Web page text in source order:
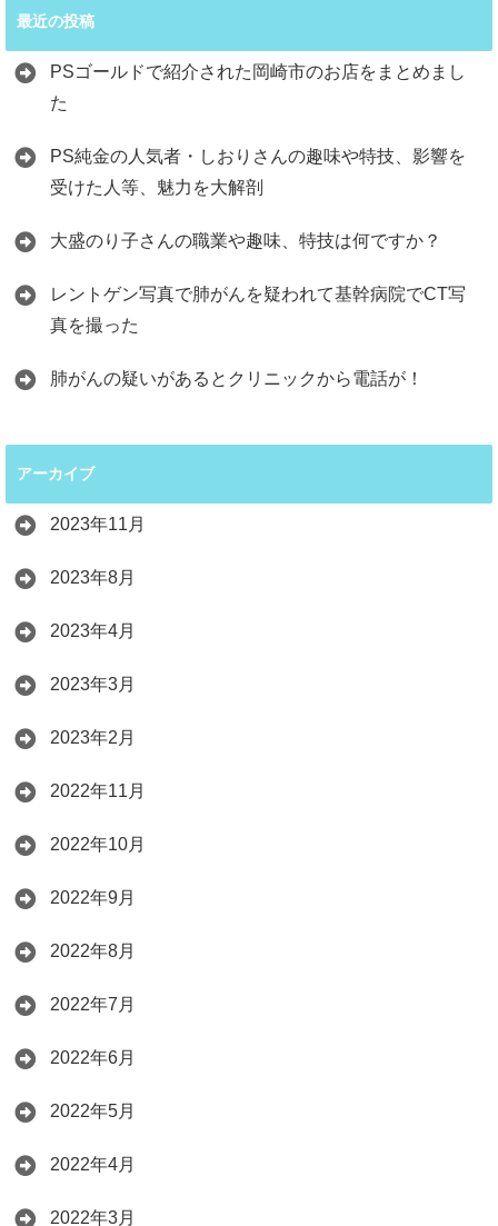
最近の投稿
PSゴールドで紹介された岡崎市のお店をまとめまし
た
PS純金の人気者・しおりさんの趣味や特技、影響を
受けた人等、魅力を大解剖
大盛のり子さんの職業や趣味、特技は何ですか？
レントゲン写真で肺がんを疑われて基幹病院でCT写
真を撮った
肺がんの疑いがあるとクリニックから電話が！
アーカイブ
2023年11月
2023年8月
2023年4月
2023年3月
2023年2月
2022年11月
2022年10月
2022年9月
2022年8月
2022年7月
2022年6月
2022年5月
2022年4月
2022年3月